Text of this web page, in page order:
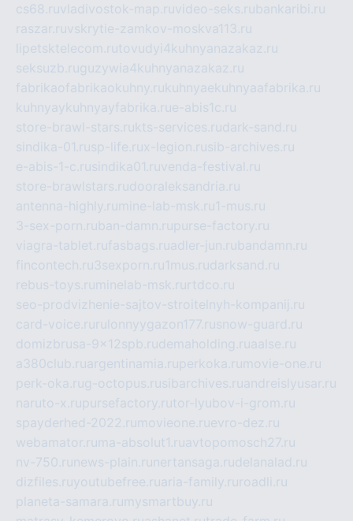
cs68.ruvladivostok-map.ruvideo-seks.rubankaribi.ru
raszar.ruvskrytie-zamkov-moskva113.ru
lipetsktelecom.rutovudyi4kuhnyanazakaz.ru
seksuzb.ruguzywia4kuhnyanazakaz.ru
fabrikaofabrikaokuhny.rukuhnyaekuhnyaafabrika.ru
kuhnyaykuhnyayfabrika.rue-abis1c.ru
store-brawl-stars.rukts-services.rudark-sand.ru
sindika-01.rusp-life.rux-legion.rusib-archives.ru
e-abis-1-c.rusindika01.ruvenda-festival.ru
store-brawlstars.rudooraleksandria.ru
antenna-highly.ru mine-lab-msk.ru1-mus.ru
3-sex-porn.ruban-damn.rupurse-factory.ru
viagra-tablet.rufasbags.ruadler-jun.rubandamn.ru
fincontech.ru3sexporn.ru1mus.rudarksand.ru
rebus-toys.ru minelab-msk.ru rtdco.ru
seo-prodvizhenie-sajtov-stroitelnyh-kompanij.ru
card-voice.ru rulonnyygazon177.rusnow-guard.ru
domizbrusa-9x12spb.rudemaholding.ruaalse.ru
a380club.ruargentinamia.ruperkoka.ru movie-one.ru
perk-oka.rug-octopus.rusibarchives.ruandreislyusar.ru
naruto-x.rupursefactory.rutor-lyubov-i-grom.ru
spayderhed-2022.ru movieone.ruevro-dez.ru
webamator.ru ma-absolut1.ruavtopomosch27.ru
nv-750.ru news-plain.ru nertansaga.rudelanalad.ru
dizfiles.ruyoutubefree.ruaria-family.ru roadli.ru
planeta-samara.ru mysmartbuy.ru